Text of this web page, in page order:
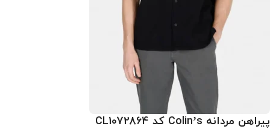
پیراهن مردانه Colin’s کد CL1072864